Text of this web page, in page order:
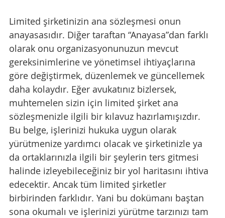
Limited şirketinizin ana sözleşmesi onun
anayasasıdır. Diğer taraftan “Anayasa”dan farklı
olarak onu organizasyonunuzun mevcut
gereksinimlerine ve yönetimsel ihtiyaçlarına
göre değiştirmek, düzenlemek ve güncellemek
daha kolaydır. Eğer avukatınız bizlersek,
muhtemelen sizin için limited şirket ana
sözleşmenizle ilgili bir kılavuz hazırlamışızdır.
Bu belge, işlerinizi hukuka uygun olarak
yürütmenize yardımcı olacak ve şirketinizle ya
da ortaklarınızla ilgili bir şeylerin ters gitmesi
halinde izleyebileceğiniz bir yol haritasını ihtiva
edecektir. Ancak tüm limited şirketler
birbirinden farklıdır. Yani bu dokümanı baştan
sona okumalı ve işlerinizi yürütme tarzınızı tam